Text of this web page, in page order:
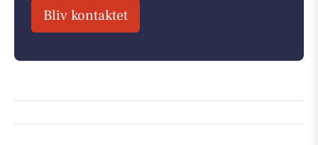
Bliv kontaktet